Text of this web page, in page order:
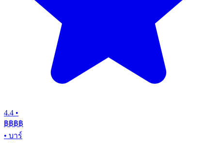
4.4 •
฿฿฿฿
• บาร์